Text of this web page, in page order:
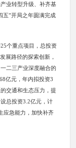
业转型升级、补齐基
五”开局之年圆满完成
个重点项目，总投资
展路径的探索创新，
二三产业深度融合的
亿元，年内拟投资3
交通和生态压力，提
总投资3.2亿元，计
应急能力，加快补齐